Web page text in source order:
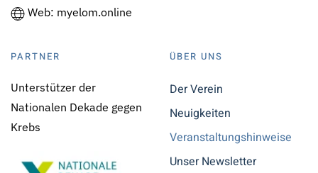
Web: myelom.online
PARTNER
Unterstützer der
Nationalen Dekade gegen
Krebs
ÜBER UNS
Der Verein
Neuigkeiten
Veranstaltungshinweise
Unser Newsletter